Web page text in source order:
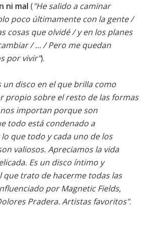
ni mal ("He salido a caminar
poco últimamente con la gente /
cosas que olvidé / y en los planes
/ … / Pero me quedan
por vivir").
un disco en el que brilla como
propio sobre el resto de las formas
importan porque son
todo está condenado a
que todo y cada uno de los
valiosos. Apreciamos la vida
Es un disco íntimo y
que trato de hacerme todas las
por Magnetic Fields,
Pradera. Artistas favoritos".